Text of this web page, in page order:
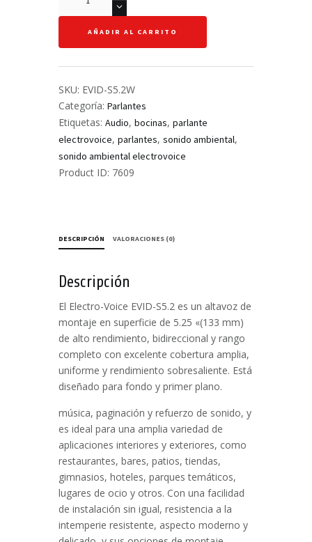
Ambiental
cantidad
AÑADIR AL CARRITO
SKU: EVID-S5.2W
Categoría: Parlantes
Etiquetas: Audio, bocinas, parlante
electrovoice, parlantes, sonido ambiental,
sonido ambiental electrovoice
Product ID: 7609
DESCRIPCIÓN VALORACIONES (0)
Descripción
El Electro-Voice EVID-S5.2 es un altavoz de
montaje en superficie de 5.25 «(133 mm)
de alto rendimiento, bidireccional y rango
completo con excelente cobertura amplia,
uniforme y rendimiento sobresaliente. Está
diseñado para fondo y primer plano.
música, paginación y refuerzo de sonido, y
es ideal para una amplia variedad de
aplicaciones interiores y exteriores, como
restaurantes, bares, patios, tiendas,
gimnasios, hoteles, parques temáticos,
lugares de ocio y otros. Con una facilidad
de instalación sin igual, resistencia a la
intemperie resistente, aspecto moderno y